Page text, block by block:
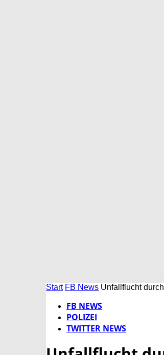
Start FB News Unfallflucht
FB NEWS
POLIZEI
TWITTER NEWS